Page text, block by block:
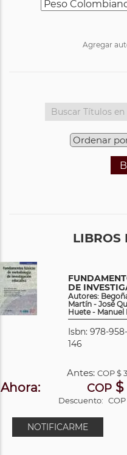
Agregar
LIBROS
DE
Autores:
Martín - José
Huete - Manuel
Isbn: 978-
146
Antes:COP$
Ahora: COP
Descuento:
NOTIFICARME